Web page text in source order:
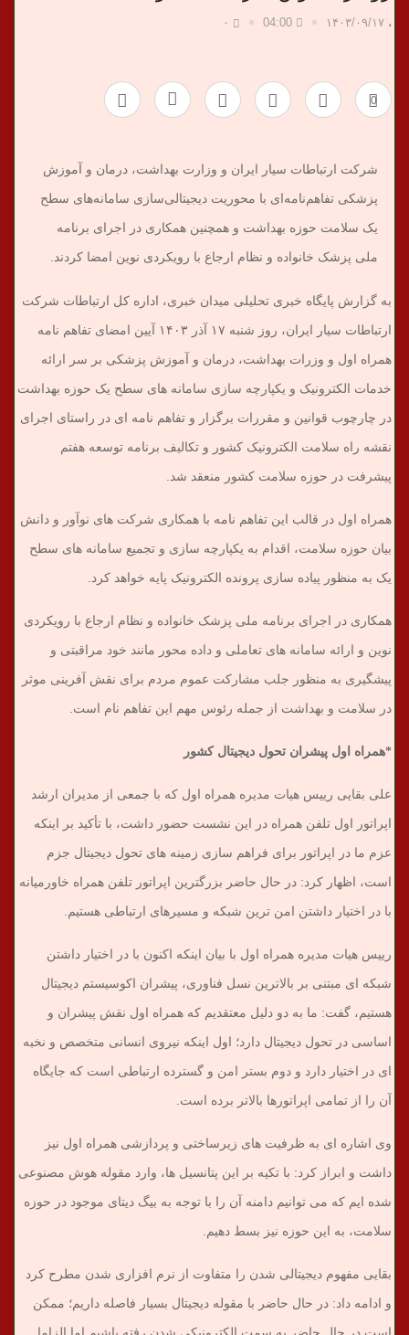
، ۱۴۰۳/۰۹/۱۷ 04:00 ۰
0
شرکت ارتباطات سیار ایران و وزارت بهداشت، درمان و آموزش
پزشکی تفاهم‌نامه‌ای با محوریت دیجیتالی‌سازی سامانه‌های سطح
یک سلامت حوزه بهداشت و همچنین همکاری در اجرای برنامه
ملی پزشک خانواده و نظام ارجاع با رویکردی نوین امضا کردند.
به گزارش پایگاه خبری تحلیلی میدان خبری، اداره کل ارتباطات شرکت
ارتباطات سیار ایران، روز شنبه ۱۷ آذر ۱۴۰۳ آیین امضای تفاهم نامه
همراه اول و وزرات بهداشت، درمان و آموزش پزشکی بر سر ارائه
خدمات الکترونیک و یکپارچه سازی سامانه های سطح یک حوزه بهداشت
در چارچوب قوانین و مقررات برگزار و تفاهم نامه ای در راستای اجرای
نقشه راه سلامت الکترونیک کشور و تکالیف برنامه توسعه هفتم
پیشرفت در حوزه سلامت کشور منعقد شد.
همراه اول در قالب این تفاهم نامه با همکاری شرکت های نوآور و دانش
بیان حوزه سلامت، اقدام به یکپارچه سازی و تجمیع سامانه های سطح
یک به منظور پیاده سازی پرونده الکترونیک پایه خواهد کرد.
همکاری در اجرای برنامه ملی پزشک خانواده و نظام ارجاع با رویکردی
نوین و ارائه سامانه های تعاملی و داده محور مانند خود مراقبتی و
پیشگیری به منظور جلب مشارکت عموم مردم برای نقش آفرینی موثر
در سلامت و بهداشت از جمله رئوس مهم این تفاهم نام است.
*همراه اول پیشران تحول دیجیتال کشور
علی بقایی رییس هیات مدیره همراه اول که با جمعی از مدیران ارشد
اپراتور اول تلفن همراه در این نشست حضور داشت، با تأکید بر اینکه
عزم ما در اپراتور برای فراهم سازی زمینه های تحول دیجیتال جزم
است، اظهار کرد: در حال حاضر بزرگترین اپراتور تلفن همراه خاورمیانه
با در اختیار داشتن امن ترین شبکه و مسیرهای ارتباطی هستیم.
رییس هیات مدیره همراه اول با بیان اینکه اکنون با در اختیار داشتن
شبکه ای مبتنی بر بالاترین نسل فناوری، پیشران اکوسیستم دیجیتال
هستیم، گفت: ما به دو دلیل معتقدیم که همراه اول نقش پیشران و
اساسی در تحول دیجیتال دارد؛ اول اینکه نیروی انسانی متخصص و نخبه
ای در اختیار دارد و دوم بستر امن و گسترده ارتباطی است که جایگاه
آن را از تمامی اپراتورها بالاتر برده است.
وی اشاره ای به ظرفیت های زیرساختی و پردازشی همراه اول نیز
داشت و ابراز کرد: با تکیه بر این پتانسیل ها، وارد مقوله هوش مصنوعی
شده ایم که می توانیم دامنه آن را با توجه به بیگ دیتای موجود در حوزه
سلامت، به این حوزه نیز بسط دهیم.
بقایی مفهوم دیجیتالی شدن را متفاوت از نرم افزاری شدن مطرح کرد
و ادامه داد: در حال حاضر با مقوله دیجیتال بسیار فاصله داریم؛ ممکن